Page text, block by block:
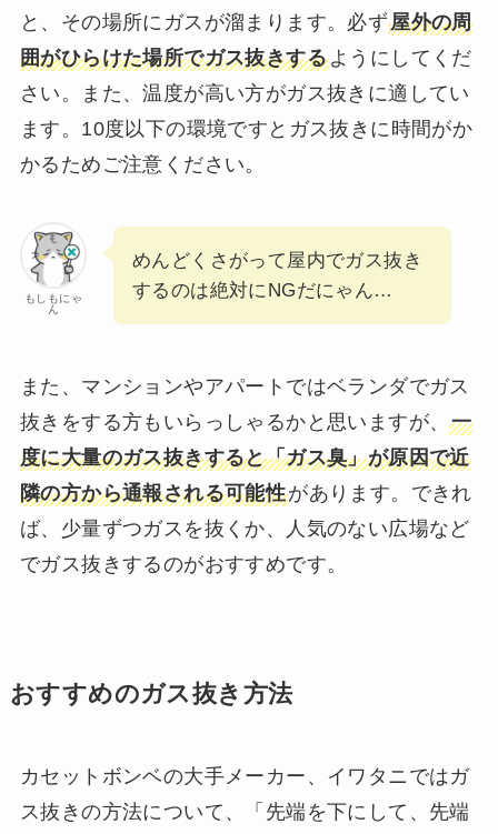
と、その場所にガスが溜まります。必ず屋外の周
囲がひらけた場所でガス抜きするようにしてくだ
さい。また、温度が高い方がガス抜きに適してい
ます。10度以下の環境ですとガス抜きに時間がか
かるためご注意ください。
もしもにゃ
ん
めんどくさがって屋内でガス抜き
するのは絶対にNGだにゃん…
また、マンションやアパートではベランダでガス
抜きをする方もいらっしゃるかと思いますが、一
度に大量のガス抜きすると「ガス臭」が原因で近
隣の方から通報される可能性があります。できれ
ば、少量ずつガスを抜くか、人気のない広場など
でガス抜きするのがおすすめです。
おすすめのガス抜き方法
カセットボンベの大手メーカー、イワタニではガ
ス抜きの方法について、「先端を下にして、先端